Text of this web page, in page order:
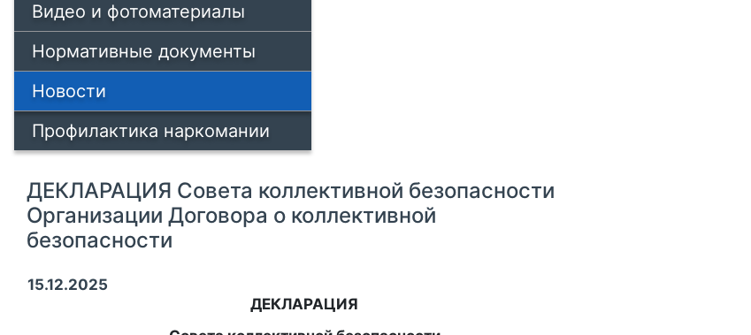
Видео и фотоматериалы
Нормативные документы
Новости
Профилактика наркомании
ДЕКЛАРАЦИЯ Совета коллективной безопасности
Организации Договора о коллективной
безопасности
15.12.2025
ДЕКЛАРАЦИЯ